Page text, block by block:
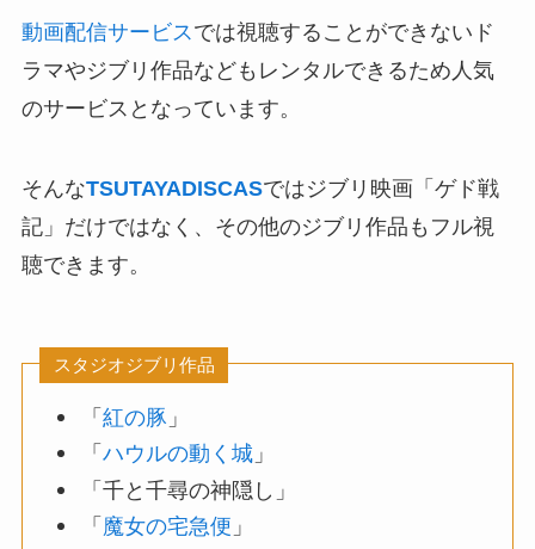
動画配信サービス では視聴することができないド
ラマやジブリ作品などもレンタルできるため人気
のサービスとなっています。
そんなTSUTAYADISCASではジブリ映画「ゲド戦
記」だけではなく、その他のジブリ作品もフル視
聴できます。
スタジオジブリ作品
「紅の豚 」
「ハウルの動く城 」
「千と千尋の神隠し」
「 魔女の宅急便 」